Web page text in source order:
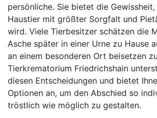
persönliche. Sie bietet die Gewissheit,
Haustier mit größter Sorgfalt und
wird. Viele Tierbesitzer schätzen die
Asche später in einer Urne zu Hause
an einem besonderen Ort beisetzen
Tierkrematorium Friedrichshain
diesen Entscheidungen und bietet
Optionen an, um den Abschied so
tröstlich wie möglich zu gestalten.